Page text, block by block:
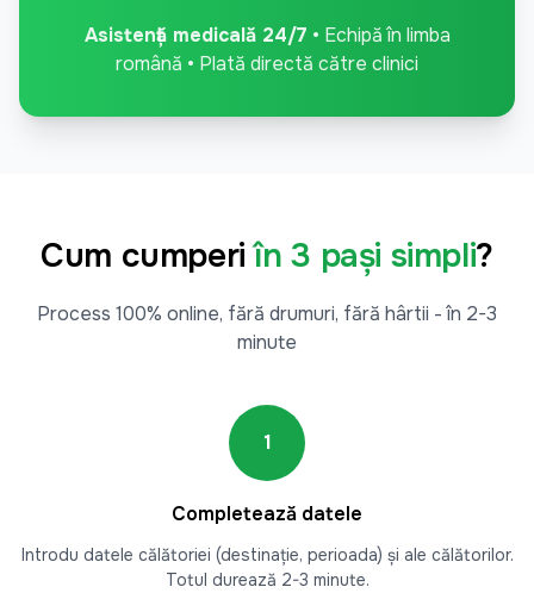
Asistență medicală 24/7 • Echipă în limba
română • Plată directă către clinici
Cum cumperiîn 3 pași simpli?
Process 100% online, fără drumuri, fără hârtii - în 2-3
minute
1
Completează datele
Introdu datele călătoriei (destinație, perioada) și ale călătorilor.
Totul durează 2-3 minute.